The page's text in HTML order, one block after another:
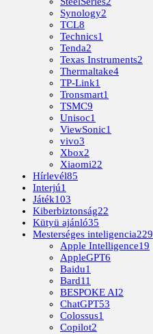
Synology2
TCL8
Technics1
Tenda2
Texas Instruments2
Thermaltake4
TP-Link1
Tronsmart1
TSMC9
Unisoc1
ViewSonic1
vivo3
Xbox2
Xiaomi22
Hírlevél85
Interjú1
Játék103
Kiberbiztonság22
Kütyü ajánló35
Mesterséges inteligencia229
Apple Intelligence19
AppleGPT6
Baidu1
Bard11
BESPOKE AI2
ChatGPT53
Colossus1
Copilot2